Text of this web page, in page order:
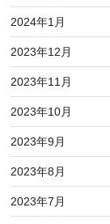
2024年1月
2023年12月
2023年11月
2023年10月
2023年9月
2023年8月
2023年7月